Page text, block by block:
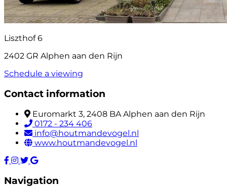
Liszthof 6
2402 GR Alphen aan den Rijn
Schedule a viewing
Contact information
Euromarkt 3, 2408 BA Alphen aan den Rijn
0172 - 234 406
info@houtmandevogel.nl
www.houtmandevogel.nl
Navigation